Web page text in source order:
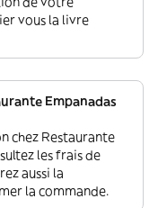
vous la livre
Empanadas
chez Restaurante
les frais de
aussi la
la commande.